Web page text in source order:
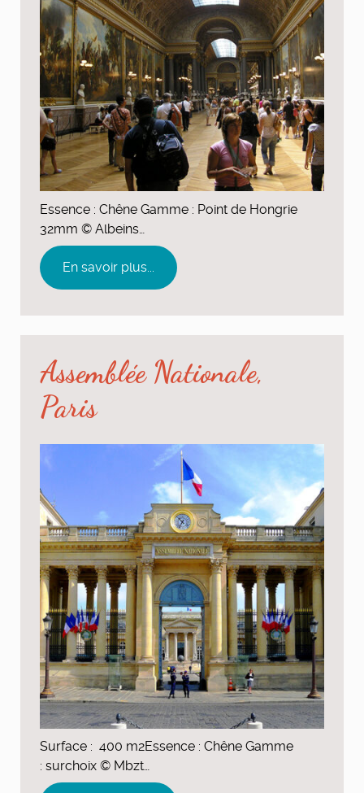
Essence : Chêne Gamme : Point de Hongrie
32mm © Albeins…
En savoir plus...
Assemblée Nationale,
Paris
Surface : 400 m2Essence : Chêne Gamme
: surchoix © Mbzt…